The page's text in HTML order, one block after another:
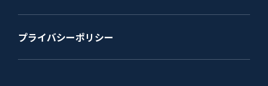
プライバシーポリシー